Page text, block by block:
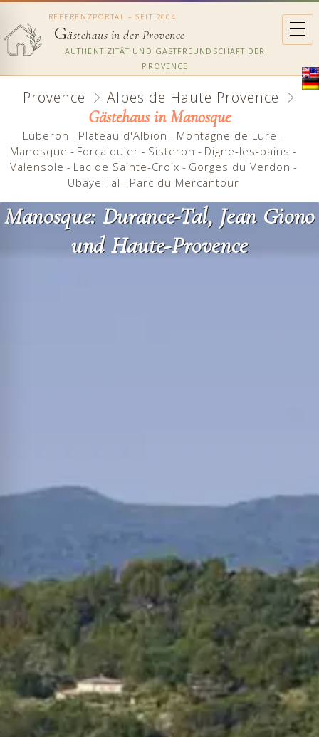
REFERENZPORTAL – SEIT 2004
Gästehaus in der Provence
AUTHENTIZITÄT UND GASTFREUNDSCHAFT DER
PROVENCE
Provence Alpes de Haute Provence
Gästehaus in Manosque
Luberon - Plateau d'Albion - Montagne de Lure -
Manosque - Forcalquier - Sisteron - Digne-les-bains -
Valensole - Lac de Sainte-Croix - Gorges du Verdon -
Ubaye Tal - Parc du Mercantour
Manosque: Durance-Tal, Jean Giono
und Haute-Provence